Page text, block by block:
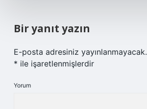
Bir yanıt yazın
E-posta adresiniz yayınlanmayacak.
* ile işaretlenmişlerdir
Yorum